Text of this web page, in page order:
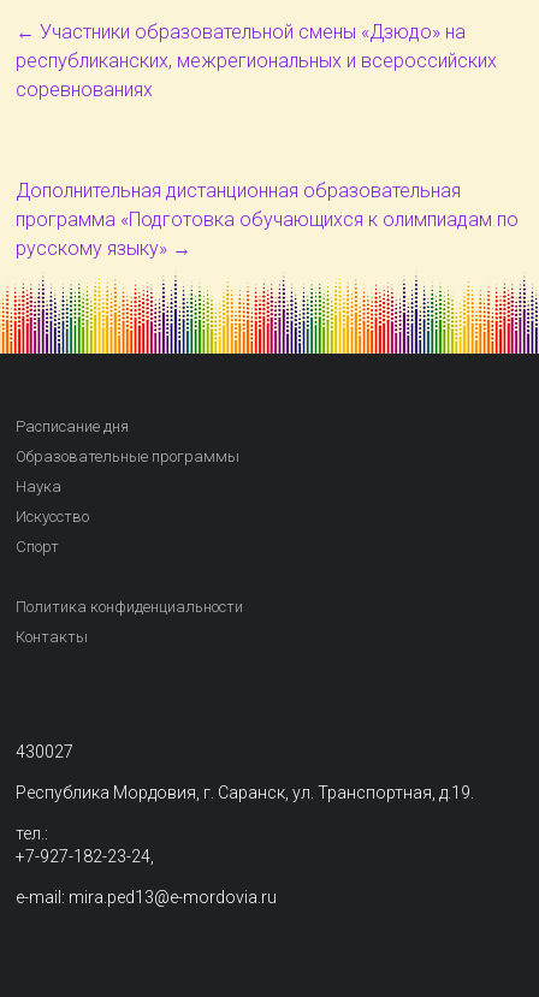
← Участники образовательной смены «Дзюдо» на
республиканских, межрегиональных и всероссийских
соревнованиях
Дополнительная дистанционная образовательная
программа «Подготовка обучающихся к олимпиадам по
русскому языку» →
Расписание дня
Образовательные программы
Наука
Искусство
Спорт
Политика конфиденциальности
Контакты
430027
Республика Мордовия, г. Саранск, ул. Транспортная, д.19.
тел.:
+7-927-182-23-24,
e-mail: mira.ped13@e-mordovia.ru